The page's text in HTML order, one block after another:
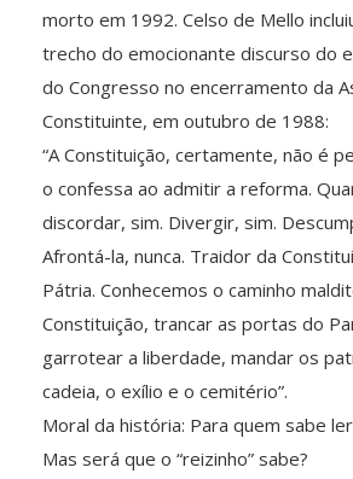
morto em 1992. Celso de Mello
trecho do emocionante discurso do
do Congresso no encerramento da
Constituinte, em outubro de 1988:
“A Constituição, certamente, não é
o confessa ao admitir a reforma.
discordar, sim. Divergir, sim.
Afrontá-la, nunca. Traidor da
Pátria. Conhecemos o caminho
Constituição, trancar as portas do
garrotear a liberdade, mandar os
cadeia, o exílio e o cemitério”.
Moral da história: Para quem sabe
Mas será que o “reizinho” sabe?